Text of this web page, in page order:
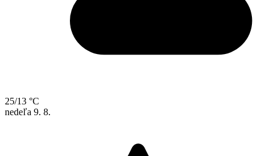
25/13 °C
nedeľa 9. 8.